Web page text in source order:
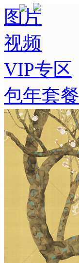
图片
视频
VIP专区
包年套餐